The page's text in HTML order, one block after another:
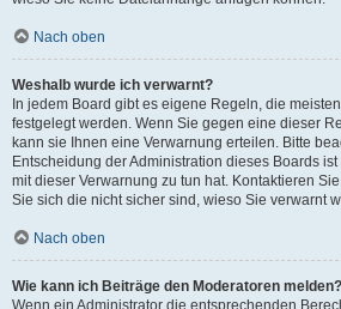
Nach oben
Weshalb wurde ich verwarnt?
In jedem Board gibt es eigene Regeln, die
festgelegt werden. Wenn Sie gegen eine dieser
kann sie Ihnen eine Verwarnung erteilen. Bitte
Entscheidung der Administration dieses Boards
mit dieser Verwarnung zu tun hat. Kontaktieren
Sie sich die nicht sicher sind, wieso Sie verwarnt
Nach oben
Wie kann ich Beiträge den Moderatoren melden?
Wenn ein Administrator die entsprechenden